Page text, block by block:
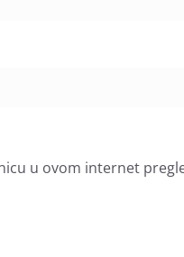
u ovom internet